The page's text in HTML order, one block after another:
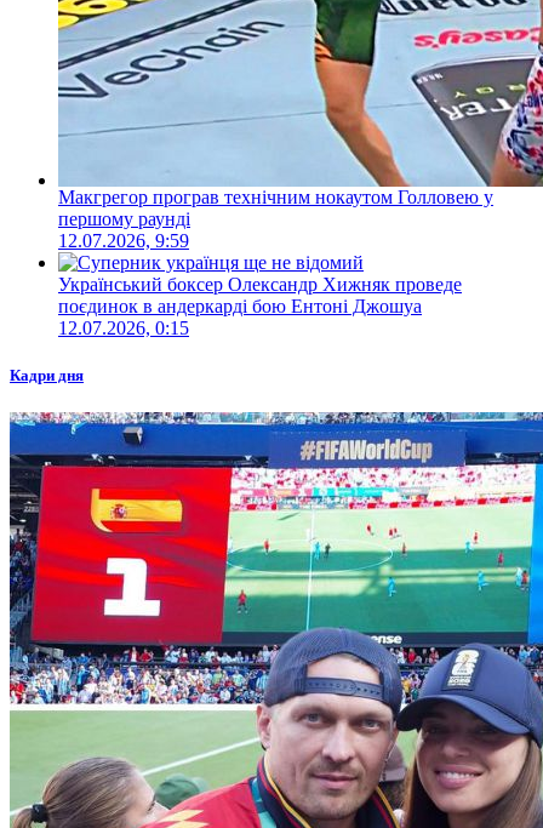
Макгрегор програв технічним нокаутом Голловею у
першому раунді
12.07.2026, 9:59
Український боксер Олександр Хижняк проведе
поєдинок в андеркарді бою Ентоні Джошуа
12.07.2026, 0:15
Кадри дня